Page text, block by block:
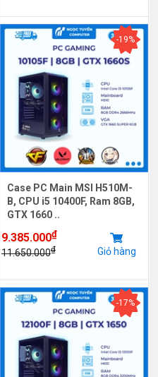
-19%
Case PC Main MSI H510M-
B, CPU i5 10400F, Ram 8GB,
GTX 1660 ..
9.385.000₫
11.650.000₫ Giỏ hàng
-17%